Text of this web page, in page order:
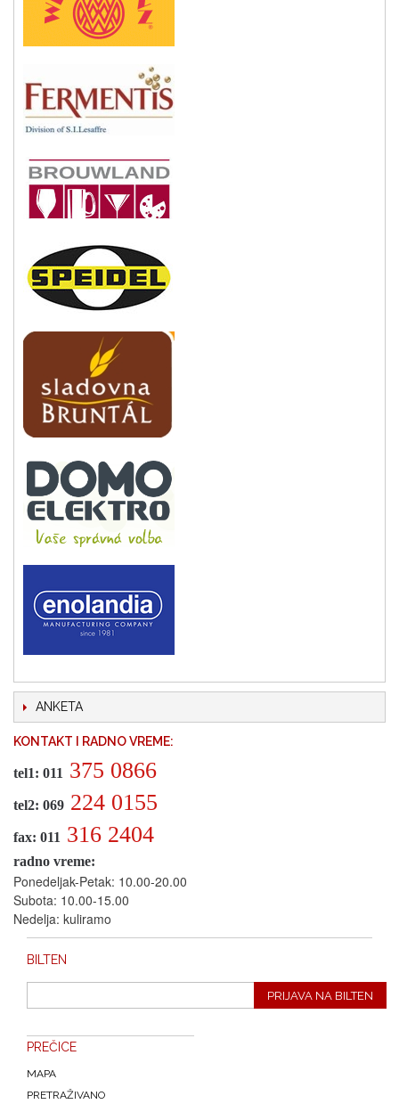
ANKETA
KONTAKT I RADNO VREME:
tel1: 011 375 0866
tel2: 069 224 0155
fax: 011 316 2404
radno vreme:
Ponedeljak-Petak: 10.00-20.00
Subota: 10.00-15.00
Nedelja: kuliramo
BILTEN
PRIJAVA NA BILTEN
PREČICE
MAPA
PRETRAŽIVANO